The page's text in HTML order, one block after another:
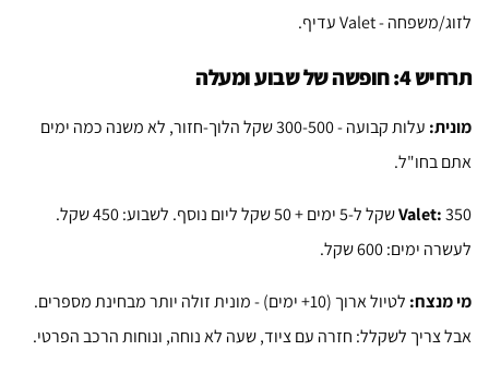
לזוג/משפחה - Valet עדיף.
תרחיש 4: חופשה של שבוע ומעלה
מונית:
עלות קבועה - 300-500 שקל הלוך-חזור, לא משנה כמה ימים
אתם בחו"ל.
Valet:
350 שקל ל-5 ימים + 50 שקל ליום נוסף. לשבוע: 450 שקל.
לעשרה ימים: 600 שקל.
מי מנצח:
לטיול ארוך (10+ ימים) - מונית זולה יותר מבחינת מספרים.
אבל צריך לשקלל: חזרה עם ציוד, שעה לא נוחה, ונוחות הרכב הפרטי.